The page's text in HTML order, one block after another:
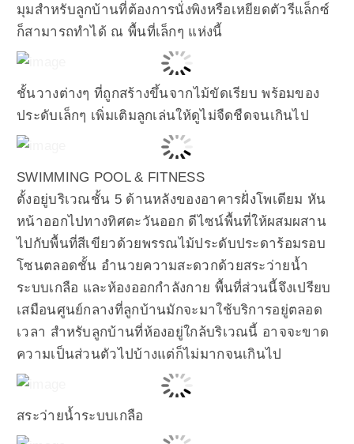
มุมสำหรับลูกบ้านที่ต้องการนั่งพิงหรือเหยียดตัวรีแล็กซ์
ก็สามารถทำได้ ณ พื้นที่เล็กๆ แห่งนี้
ชั้นวางต่างๆ ที่ถูกสร้างขึ้นจากไม้ขัดเรียบ พร้อมของ
ประดับเล็กๆ เพิ่มเติมลูกเล่นให้ดูไม่จืดชืดจนเกินไป
SWIMMING POOL & FITNESS
ตั้งอยู่บริเวณชั้น 5 ด้านหลังของอาคารฝั่งโพเดียม หัน
หน้าออกไปทางทิศตะวันออก ดีไซน์พื้นที่ให้ผสมผสาน
ไปกับพื้นที่สีเขียวด้วยพรรณไม้ประดับประดาร้อมรอบ
โซนตลอดชั้น อำนวยความสะดวกด้วยสระว่ายน้ำ
ระบบเกลือ และห้องออกกำลังกาย พื้นที่ส่วนนี้จึงเปรียบ
เสมือนศูนย์กลางที่ลูกบ้านมักจะมาใช้บริการอยู่ตลอด
เวลา สำหรับลูกบ้านที่ห้องอยู่ใกล้บริเวณนี้ อาจจะขาด
ความเป็นส่วนตัวไปบ้างแต่ก็ไม่มากจนเกินไป
สระว่ายน้ำระบบเกลือ